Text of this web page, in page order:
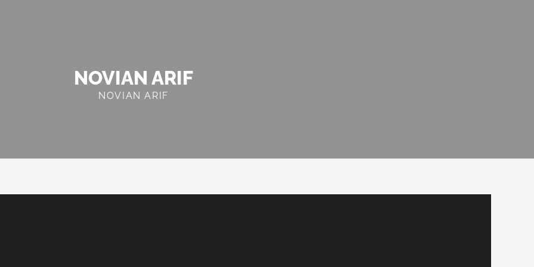
NOVIAN ARIF
NOVIAN ARIF